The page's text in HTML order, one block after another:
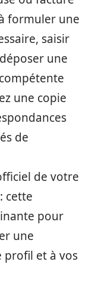
formuler une
saisir
une
une copie
de
de votre
cette
pour
une
profil et à vos